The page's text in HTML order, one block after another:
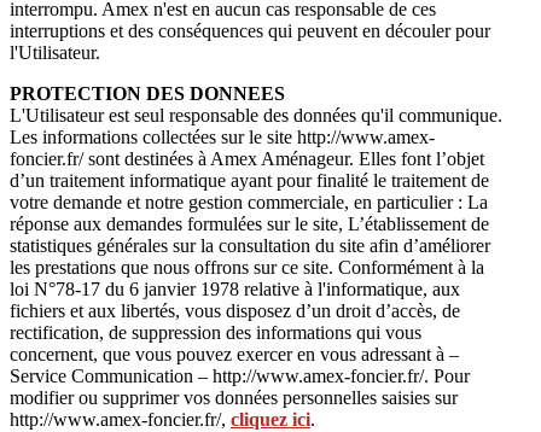
interrompu. Amex n'est en aucun cas responsable de ces
interruptions et des conséquences qui peuvent en découler pour
l'Utilisateur.
PROTECTION DES DONNEES
L'Utilisateur est seul responsable des données qu'il communique.
Les informations collectées sur le site http://www.amex-
foncier.fr/ sont destinées à Amex Aménageur. Elles font l’objet
d’un traitement informatique ayant pour finalité le traitement de
votre demande et notre gestion commerciale, en particulier : La
réponse aux demandes formulées sur le site, L’établissement de
statistiques générales sur la consultation du site afin d’améliorer
les prestations que nous offrons sur ce site. Conformément à la
loi N°78-17 du 6 janvier 1978 relative à l'informatique, aux
fichiers et aux libertés, vous disposez d’un droit d’accès, de
rectification, de suppression des informations qui vous
concernent, que vous pouvez exercer en vous adressant à –
Service Communication – http://www.amex-foncier.fr/. Pour
modifier ou supprimer vos données personnelles saisies sur
http://www.amex-foncier.fr/, cliquez ici.